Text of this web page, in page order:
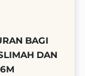
BAGI
DAN